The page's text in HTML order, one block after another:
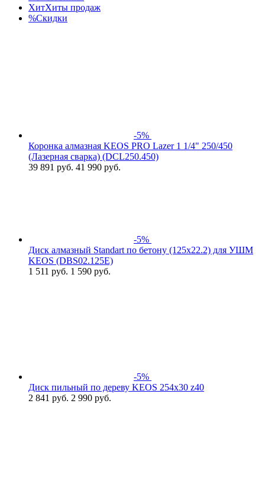
ХитХиты продаж
%Скидки
-5%
Коронка алмазная KEOS PRO Lazer 1 1/4" 250/450
(Лазерная сварка) (DCL250.450)
39 891 руб. 41 990 руб.
-5%
Диск алмазный Standart по бетону (125х22.2) для УШМ
KEOS (DBS02.125Е)
1 511 руб. 1 590 руб.
-5%
Диск пильный по дереву KEOS 254x30 z40
2 841 руб. 2 990 руб.